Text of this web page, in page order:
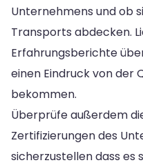
Unternehmens und ob
Transports abdecken.
Erfahrungsberichte
einen Eindruck von der
bekommen.
Überprüfe außerdem
Zertifizierungen des
sicherzustellen dass es